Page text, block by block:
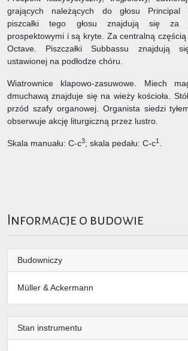
grających należących do głosu Principal
piszcałki tego głosu znajdują się za
prospektowymi i są kryte. Za centralną częścią
Octave. Piszczałki Subbassu znajdują
ustawionej na podłodze chóru.
Wiatrownice klapowo-zasuwowe. Miech
dmuchawą znajduje się na wieży kościoła.
przód szafy organowej. Organista siedzi
obserwuje akcję liturgiczną przez lustro.
Skala manuału: C-c3; skala pedału: C-c1
Informacje o budowie
Budowniczy
Müller & Ackermann
Stan instrumentu